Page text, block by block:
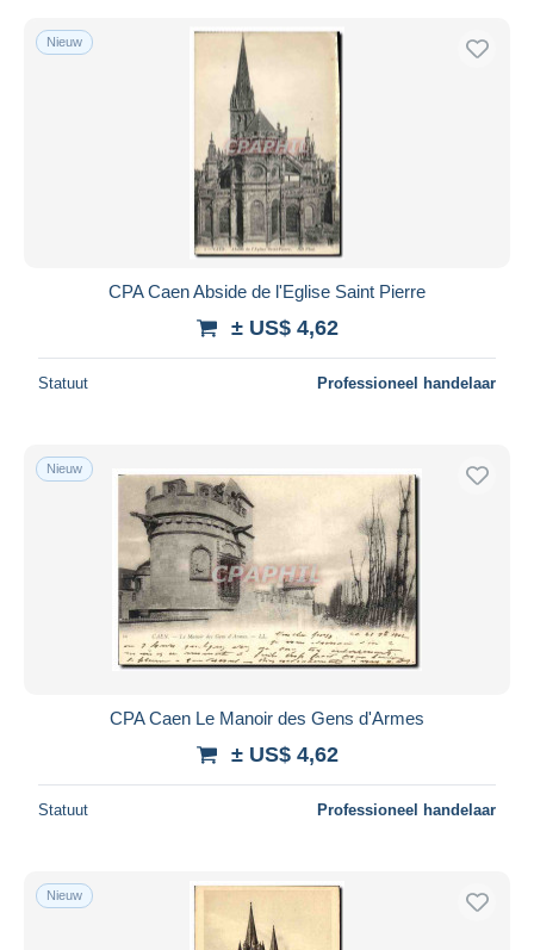
Nieuw
CPA Caen Abside de l'Eglise Saint Pierre
± US$ 4,62
Statuut Professioneel handelaar
Nieuw
CPA Caen Le Manoir des Gens d'Armes
± US$ 4,62
Statuut Professioneel handelaar
Nieuw